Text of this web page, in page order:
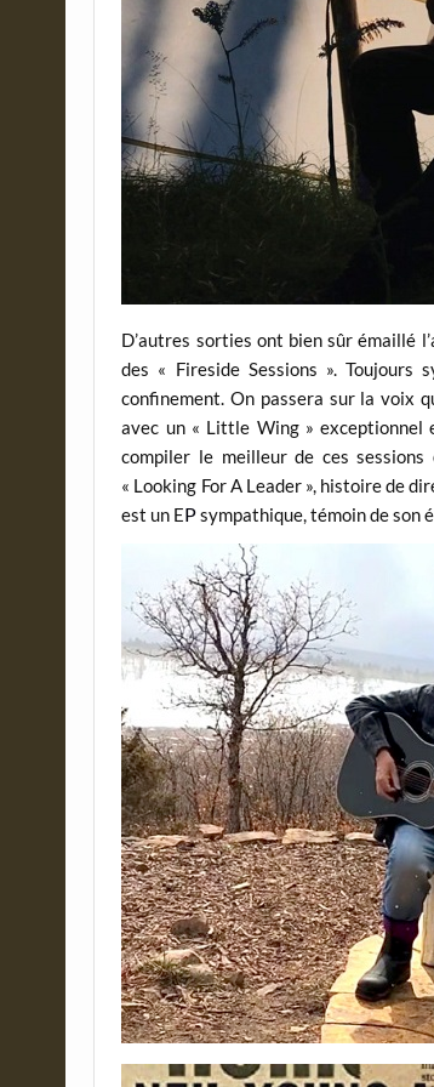
D’autres sorties ont bien sûr émaillé
des « Fireside Sessions ».
confinement. On passera sur la voix
avec un « Little Wing » exceptionnel
compiler le meilleur de ces
« Looking For A Leader », histoire de
est un EPsympathique, témoin de son